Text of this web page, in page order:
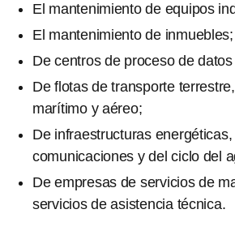
El mantenimiento de equipos
El mantenimiento de inmuebles;
De centros de proceso de
De flotas de transporte
marítimo y aéreo;
De infraestructuras
comunicaciones y del ciclo del
De empresas de servicios de
servicios de asistencia técnica.